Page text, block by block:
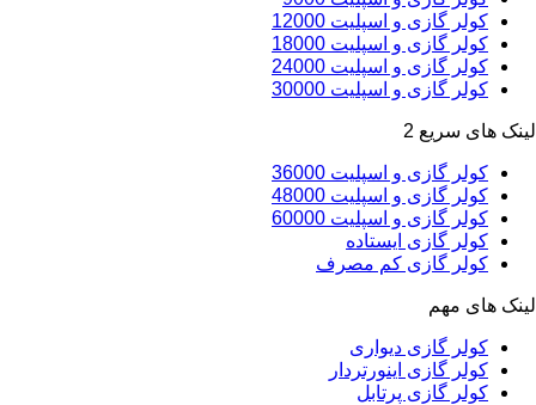
کولر گازی و اسپلیت 12000
کولر گازی و اسپلیت 18000
کولر گازی و اسپلیت 24000
کولر گازی و اسپلیت 30000
لینک های سریع 2
کولر گازی و اسپلیت 36000
کولر گازی و اسپلیت 48000
کولر گازی و اسپلیت 60000
کولر گازی ایستاده
کولر گازی کم مصرف
لینک های مهم
کولر گازی دیواری
کولر گازی اینورتردار
کولر گازی پرتابل